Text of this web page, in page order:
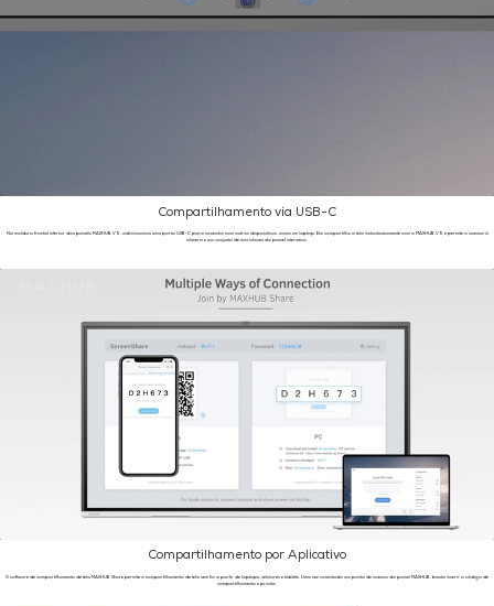
Compartilhamento via USB-C
Na moldura frontal inferior dos painéis MAXHUB V5, adicionamos uma porta USB-C para conexão com outros dispositivos, como um laptop. Ela compartilha a tela instantaneamente com o MAXHUB V5 e permite o acesso à
câmera e ao conjunto de microfones do painel interativo.
Compartilhamento por Aplicativo
O software de compartilhamento de tela MAXHUB Share permite o compartilhamento de tela sem fio a partir de laptops, celulares e tablets. Uma vez conectado ao ponto de acesso do painel MAXHUB, basta inserir o código de
compartilhamento e pronto.